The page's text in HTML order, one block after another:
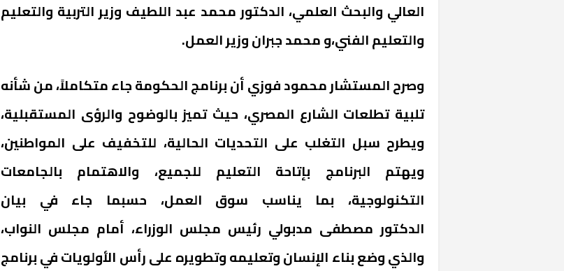
العالي والبحث العلمي، الدكتور محمد عبد اللطيف وزير التربية والتعليم
والتعليم الفني،و محمد جبران وزير العمل.
وصرح المستشار محمود فوزي أن برنامج الحكومة جاء متكاملاً، من شأنه
تلبية تطلعات الشارع المصري، حيث تميز بالوضوح والرؤى المستقبلية،
ويطرح سبل التغلب على التحديات الحالية، للتخفيف على المواطنين،
ويهتم البرنامج بإتاحة التعليم للجميع، والاهتمام بالجامعات
التكنولوجية، بما يناسب سوق العمل، حسبما جاء في بيان
الدكتور مصطفى مدبولي رئيس مجلس الوزراء، أمام مجلس النواب،
والذي وضع بناء الإنسان وتعليمه وتطويره على رأس الأولويات في برنامج